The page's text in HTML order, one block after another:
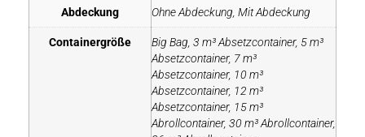
Abdeckung Ohne Abdeckung, Mit Abdeckung
Containergröße
Big Bag, 3 m³ Absetzcontainer, 5 m³
Absetzcontainer, 7 m³
Absetzcontainer, 10 m³
Absetzcontainer, 12 m³
Absetzcontainer, 15 m³
Abrollcontainer, 30 m³ Abrollcontainer,